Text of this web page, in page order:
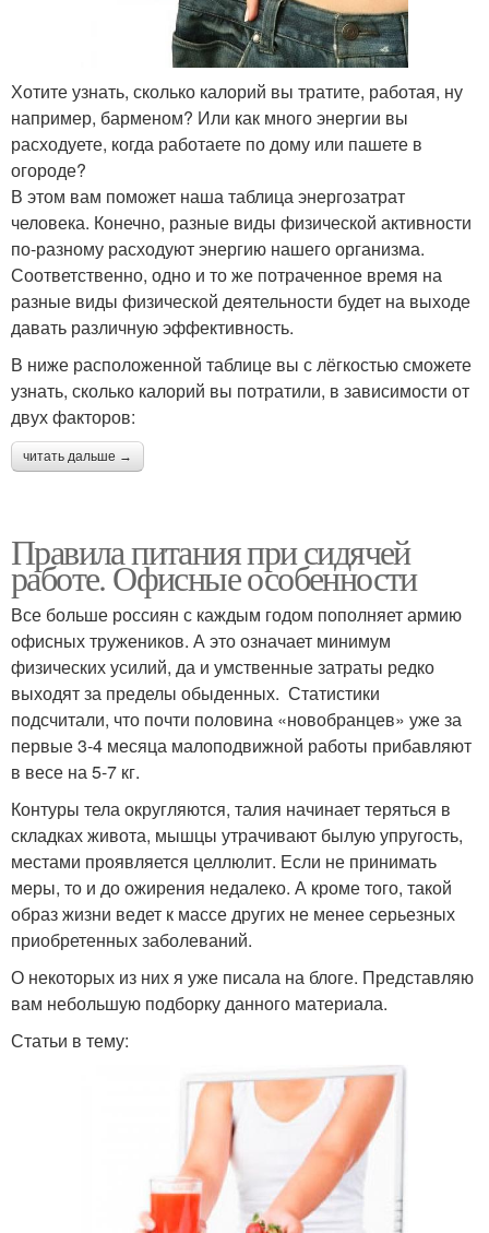
Хотите узнать, сколько калорий вы тратите, работая, ну
например, барменом? Или как много энергии вы
расходуете, когда работаете по дому или пашете в
огороде?
В этом вам поможет наша таблица энергозатрат
человека. Конечно, разные виды физической активности
по-разному расходуют энергию нашего организма.
Соответственно, одно и то же потраченное время на
разные виды физической деятельности будет на выходе
давать различную эффективность.
В ниже расположенной таблице вы с лёгкостью сможете
узнать, сколько калорий вы потратили, в зависимости от
двух факторов:
читать дальше →
Правила питания при сидячей
работе. Офисные особенности
Все больше россиян с каждым годом пополняет армию
офисных тружеников. А это означает минимум
физических усилий, да и умственные затраты редко
выходят за пределы обыденных. Статистики
подсчитали, что почти половина «новобранцев» уже за
первые 3-4 месяца малоподвижной работы прибавляют
в весе на 5-7 кг.
Контуры тела округляются, талия начинает теряться в
складках живота, мышцы утрачивают былую упругость,
местами проявляется целлюлит. Если не принимать
меры, то и до ожирения недалеко. А кроме того, такой
образ жизни ведет к массе других не менее серьезных
приобретенных заболеваний.
О некоторых из них я уже писала на блоге. Представляю
вам небольшую подборку данного материала.
Статьи в тему: